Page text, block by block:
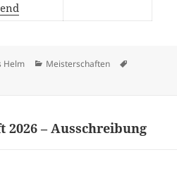
Helm Kategorien
Meisterschaften
2026 – Ausschreibung